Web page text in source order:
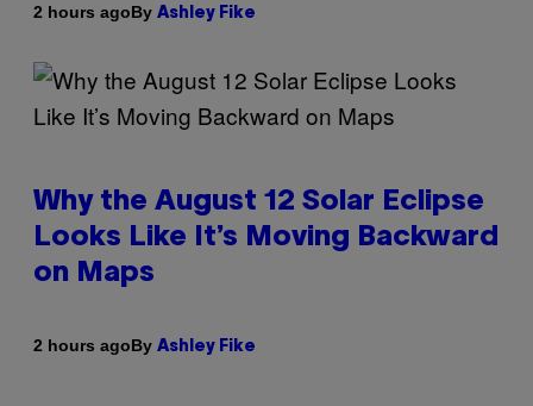
2 hours agoBy Ashley Fike
Why the August 12 Solar Eclipse
Looks Like It’s Moving Backward
on Maps
2 hours agoBy Ashley Fike